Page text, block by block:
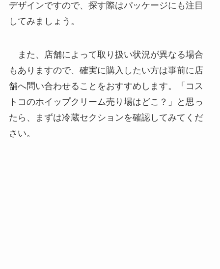
デザインですので、探す際はパッケージにも注目
してみましょう。
また、店舗によって取り扱い状況が異なる場合
もありますので、確実に購入したい方は事前に店
舗へ問い合わせることをおすすめします。「コス
トコのホイップクリーム売り場はどこ？」と思っ
たら、まずは冷蔵セクションを確認してみてくだ
さい。